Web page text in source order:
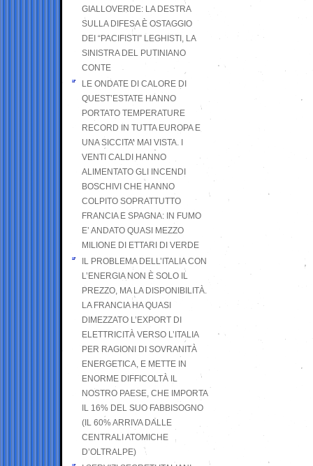
GIALLOVERDE: LA DESTRA
SULLA DIFESA È OSTAGGIO
DEI “PACIFISTI” LEGHISTI, LA
SINISTRA DEL PUTINIANO
CONTE
LE ONDATE DI CALORE DI
QUEST’ESTATE HANNO
PORTATO TEMPERATURE
RECORD IN TUTTA EUROPA E
UNA SICCITA’ MAI VISTA. I
VENTI CALDI HANNO
ALIMENTATO GLI INCENDI
BOSCHIVI CHE HANNO
COLPITO SOPRATTUTTO
FRANCIA E SPAGNA: IN FUMO
E’ ANDATO QUASI MEZZO
MILIONE DI ETTARI DI VERDE
IL PROBLEMA DELL’ITALIA CON
L’ENERGIA NON È SOLO IL
PREZZO, MA LA DISPONIBILITÀ.
LA FRANCIA HA QUASI
DIMEZZATO L’EXPORT DI
ELETTRICITÀ VERSO L’ITALIA
PER RAGIONI DI SOVRANITÀ
ENERGETICA, E METTE IN
ENORME DIFFICOLTÀ IL
NOSTRO PAESE, CHE IMPORTA
IL 16% DEL SUO FABBISOGNO
(IL 60% ARRIVA DALLE
CENTRALI ATOMICHE
D’OLTRALPE)